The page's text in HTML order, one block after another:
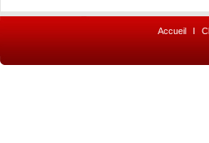
Accueil I